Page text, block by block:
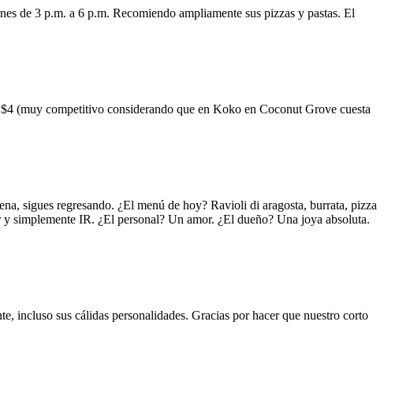
de 3 p.m. a 6 p.m. Recomiendo ampliamente sus pizzas y pastas. El
(muy competitivo considerando que en Koko en Coconut Grove cuesta
sigues regresando. ¿El menú de hoy? Ravioli di aragosta, burrata, pizza
simplemente IR. ¿El personal? Un amor. ¿El dueño? Una joya absoluta.
incluso sus cálidas personalidades. Gracias por hacer que nuestro corto